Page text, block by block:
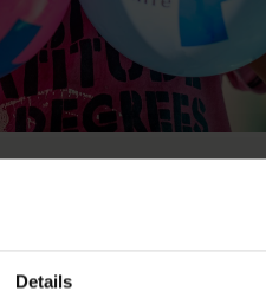
Details
auf